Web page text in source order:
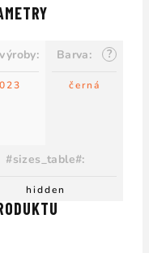
: ?
Barva:
černá
#sizes_table#:
hidden